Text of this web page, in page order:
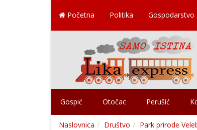
Početna Politika Gospodarstvo
Gospić Otočac Perušić
Naslovnica Društvo
Park prirode